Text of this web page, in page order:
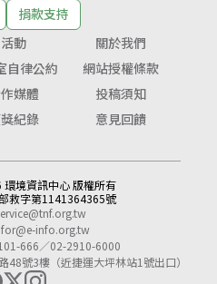
捐款支持
活動
關於我們
自律公約
網站授權條款
媒體
投稿須知
紀錄 意見回饋
境資訊中心 版權所有
救字第1141364365號
info.org.tw
666／02-2910-6000
號3樓（近捷運大坪林站1號出口）